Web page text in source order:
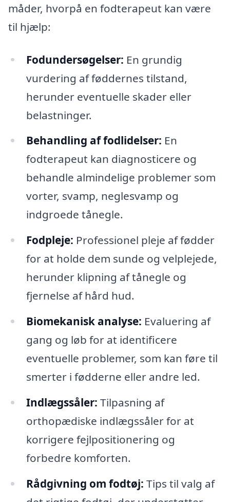
måder, hvorpå en fodterapeut kan være
til hjælp:
Fodundersøgelser: En grundig
vurdering af føddernes tilstand,
herunder eventuelle skader eller
belastninger.
Behandling af fodlidelser: En
fodterapeut kan diagnosticere og
behandle almindelige problemer som
vorter, svamp, neglesvamp og
indgroede tånegle.
Fodpleje: Professionel pleje af fødder
for at holde dem sunde og velplejede,
herunder klipning af tånegle og
fjernelse af hård hud.
Biomekanisk analyse: Evaluering af
gang og løb for at identificere
eventuelle problemer, som kan føre til
smerter i fødderne eller andre led.
Indlægssåler: Tilpasning af
orthopædiske indlægssåler for at
korrigere fejlpositionering og
forbedre komforten.
Rådgivning om fodtøj: Tips til valg af